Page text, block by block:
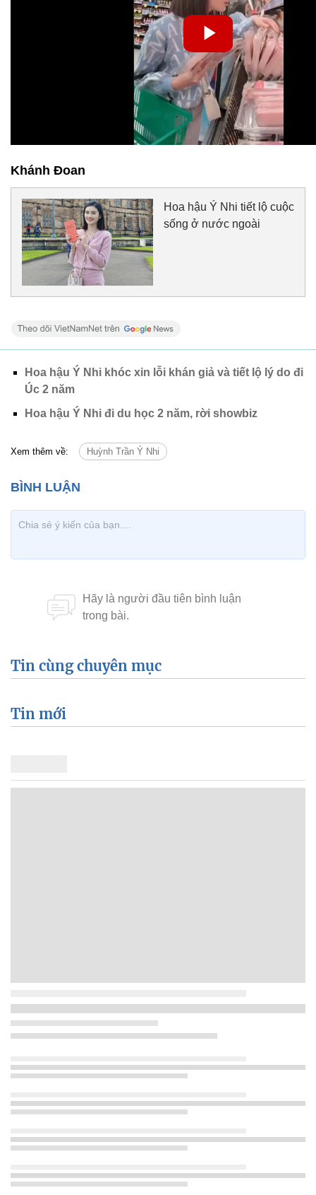
Khánh Đoan
Hoa hậu Ý Nhi tiết lộ cuộc
sống ở nước ngoài
Hoa hậu Ý Nhi khóc xin lỗi khán giả và tiết lộ lý do đi
Úc 2 năm
Hoa hậu Ý Nhi đi du học 2 năm, rời showbiz
Xem thêm về: Huỳnh Trần Ý Nhi
Tin cùng chuyên mục
Tin mới